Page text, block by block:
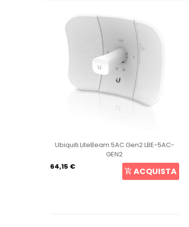
Ubiquiti LiteBeam 5AC Gen2 LBE-5AC-
GEN2
64,15 €
ACQUISTA